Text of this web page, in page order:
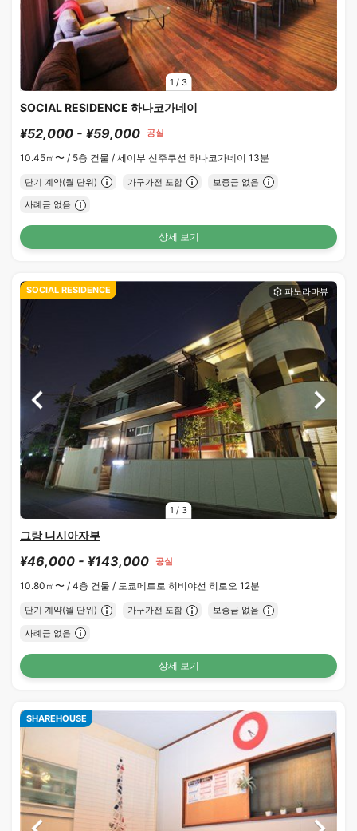
1 / 3
SOCIAL RESIDENCE 하나코가네이
¥52,000 - ¥59,000 공실
10.45㎡〜 / 5층 건물 / 세이부 신주쿠선 하나코가네이 13분
단기 계약(월 단위) 가구가전 포함 보증금 없음
사례금 없음
상세 보기
1 / 3
SOCIAL RESIDENCE
그랑 니시아자부
¥46,000 - ¥143,000 공실
10.80㎡〜 / 4층 건물 / 도쿄메트로 히비야선 히로오 12분
단기 계약(월 단위) 가구가전 포함 보증금 없음
사례금 없음
상세 보기
SHAREHOUSE